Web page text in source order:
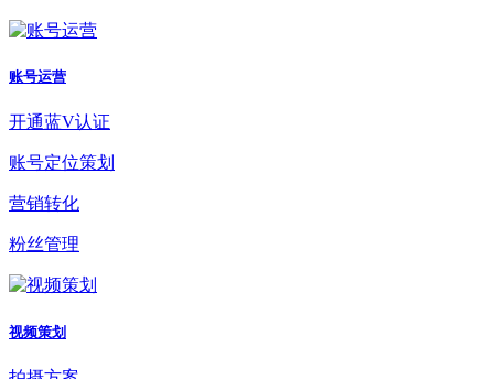
账号运营
开通蓝V认证
账号定位策划
营销转化
粉丝管理
视频策划